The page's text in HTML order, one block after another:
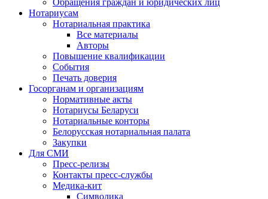
Обращения граждан и юридических лиц
Нотариусам
Нотариальная практика
Все материалы
Авторы
Повышение квалификации
События
Печать доверия
Госорганам и организациям
Нормативные акты
Нотариусы Беларуси
Нотариальные конторы
Белорусская нотариальная палата
Закупки
Для СМИ
Пресс-релизы
Контакты пресс-службы
Медика-кит
Символика